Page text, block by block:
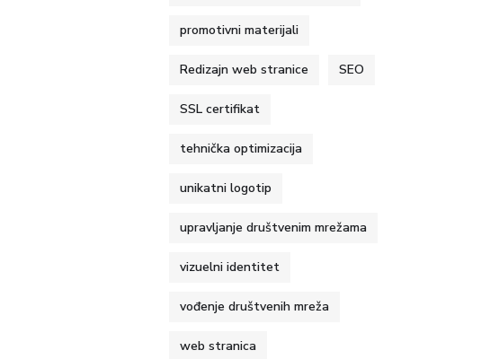
promotivni materijali
Redizajn web stranice SEO
SSL certifikat
tehnička optimizacija
unikatni logotip
upravljanje društvenim mrežama
vizuelni identitet
vođenje društvenih mreža
web stranica